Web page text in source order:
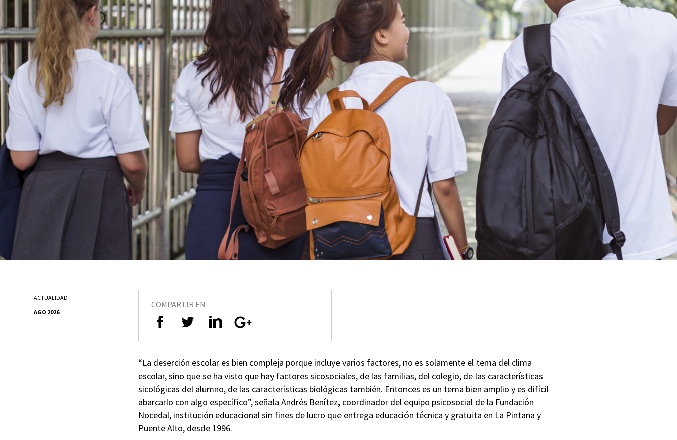
ACTUALIDAD
AGO 2026
COMPARTIR EN
“La deserción escolar es bien compleja porque incluye varios factores, no es solamente el tema del clima
escolar, sino que se ha visto que hay factores sicosociales, de las familias, del colegio, de las características
sicológicas del alumno, de las características biológicas también. Entonces es un tema bien amplio y es difícil
abarcarlo con algo específico”, señala Andrés Benítez, coordinador del equipo psicosocial de la Fundación
Nocedal, institución educacional sin fines de lucro que entrega educación técnica y gratuita en La Pintana y
Puente Alto, desde 1996.